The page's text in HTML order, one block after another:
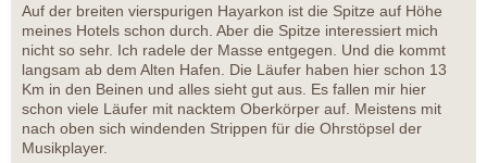
Auf der breiten vierspurigen Hayarkon ist die Spitze auf Höhe
meines Hotels schon durch. Aber die Spitze interessiert mich
nicht so sehr. Ich radele der Masse entgegen. Und die kommt
langsam ab dem Alten Hafen. Die Läufer haben hier schon 13
Km in den Beinen und alles sieht gut aus. Es fallen mir hier
schon viele Läufer mit nacktem Oberkörper auf. Meistens mit
nach oben sich windenden Strippen für die Ohrstöpsel der
Musikplayer.